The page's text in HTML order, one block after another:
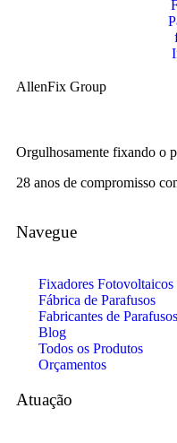
AllenFix Group
Orgulhosamente fixando o
28 anos de compromisso
Navegue
Fixadores Fotovoltaicos
Fábrica de Parafusos
Fabricantes de Parafusos
Blog
Todos os Produtos
Orçamentos
Atuação